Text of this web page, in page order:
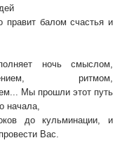
правит балом счастья и
ночь смыслом,
ритмом,
Мы прошли этот путь
начала,
до кульминации, и
Вас.